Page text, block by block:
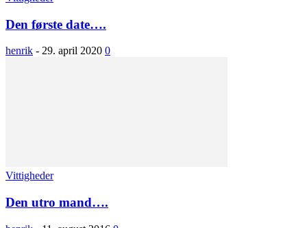
Den første date….
henrik - 29. april 2020 0
Vittigheder
Den utro mand….